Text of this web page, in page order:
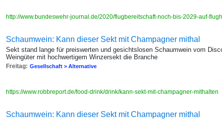
http://www.bundeswehr-journal.de/2020/flugbereitschaft-noch-bis-2029-auf-
Schaumwein: Kann dieser Sekt mit Champagner mithal
Sekt stand lange für preiswerten und gesichtslosen Schaumwein vom
Weingüter mit hochwertigem Winzersekt die Branche
Freitag: Gesellschaft > Alternative
https://www.robbreport.de/food-drink/drink/kann-sekt-mit-champagner-mithalten
Schaumwein: Kann dieser Sekt mit Champagner mithal